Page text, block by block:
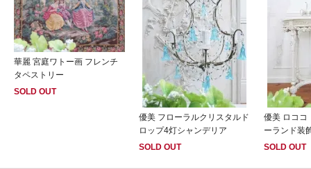
華麗 宮庭ワトー画 フレンチ
タペストリー
SOLD OUT
優美 フローラルクリスタルド
ロップ4灯シャンデリア
SOLD OUT
優美 ロココ
ーランド装
SOLD OUT